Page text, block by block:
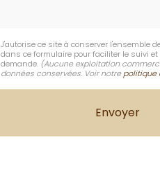
J'autorise ce site à conserver l'ensemble
dans ce formulaire pour faciliter le suivi
demande. (Aucune exploitation
données conservées. Voir notre politique